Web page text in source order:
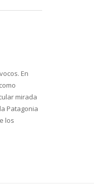
En
mirada
Patagonia
los